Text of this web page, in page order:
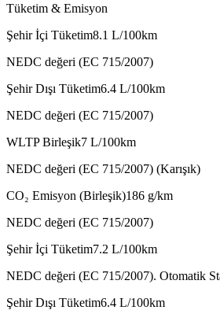
Tüketim & Emisyon
Şehir İçi Tüketim8.1 L/100km
NEDC değeri (EC 715/2007)
Şehir Dışı Tüketim6.4 L/100km
NEDC değeri (EC 715/2007)
WLTP Birleşik7 L/100km
NEDC değeri (EC 715/2007) (Karışık)
CO₂ Emisyon (Birleşik)186 g/km
NEDC değeri (EC 715/2007)
Şehir İçi Tüketim7.2 L/100km
NEDC değeri (EC 715/2007). Otomatik
Şehir Dışı Tüketim6.4 L/100km